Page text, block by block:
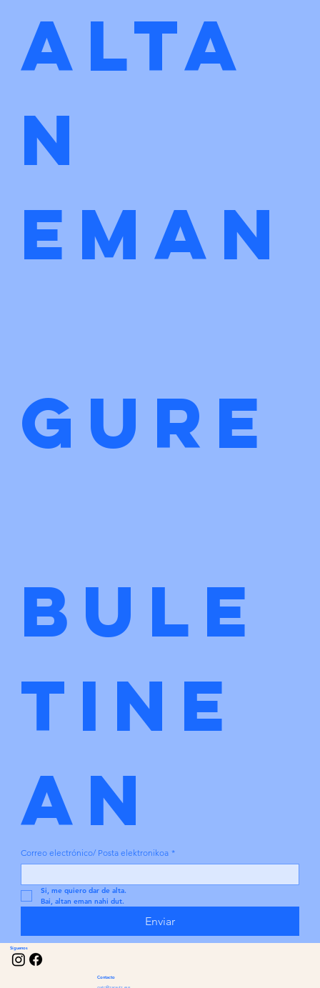
Alta
n
eman
gure
bule
tine
an
Correo electrónico/ Posta elektronikoa *
Si, me quiero dar de alta.
Bai, altan eman nahi dut.
Enviar
Contacto
Síguenos